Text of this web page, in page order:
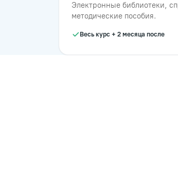
Электронные библиотеки,
методические пособия.
Весь курс + 2 месяца после